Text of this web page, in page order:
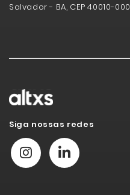
Salvador - BA, CEP 40010-000
Siga nossas redes